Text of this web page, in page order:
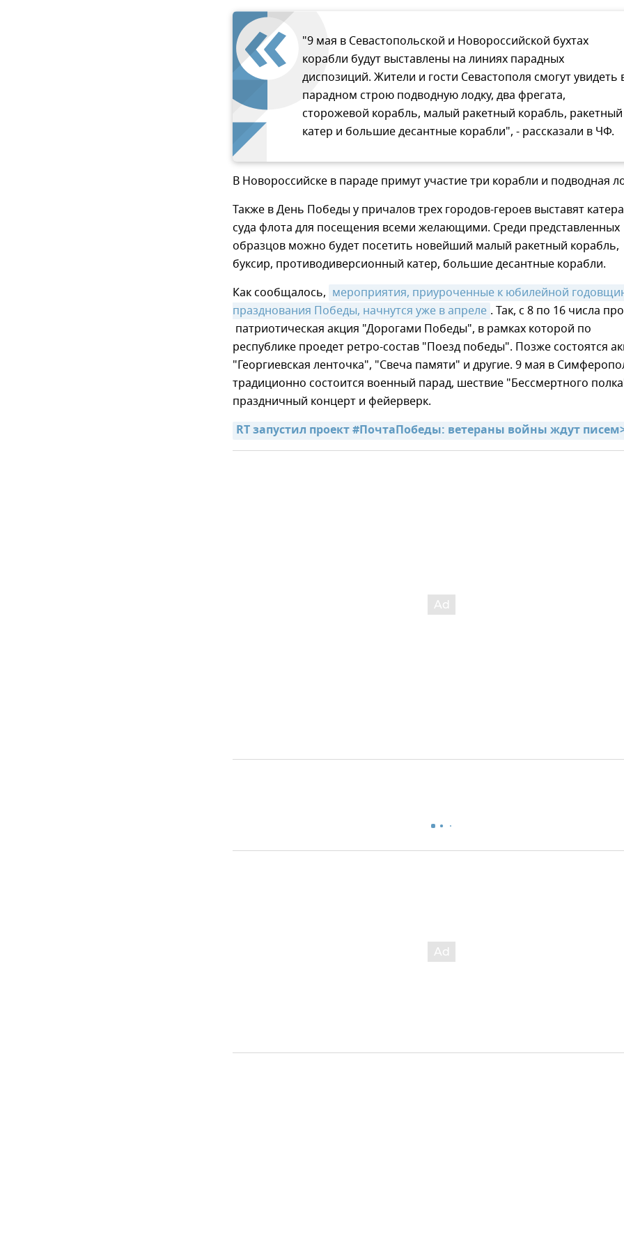
"9 мая в Севастопольской и Новороссийской бухтах
корабли будут выставлены на линиях парадных
диспозиций. Жители и гости Севастополя смогут увидеть
парадном строю подводную лодку, два фрегата,
сторожевой корабль, малый ракетный корабль, ракетный
катер и большие десантные корабли", - рассказали в ЧФ.
В Новороссийске в параде примут участие три корабли и подводная
Также в День Победы у причалов трех городов-героев выставят
суда флота для посещения всеми желающими. Среди представленных
образцов можно будет посетить новейший малый ракетный корабль,
буксир, противодиверсионный катер, большие десантные корабли.
Как сообщалось, мероприятия, приуроченные к юбилейной
празднования Победы, начнутся уже в апреле . Так, с 8 по 16 числа
патриотическая акция "Дорогами Победы", в рамках которой по
республике проедет ретро-состав "Поезд победы". Позже состоятся
"Георгиевская ленточка", "Свеча памяти" и другие. 9 мая в
традиционно состоится военный парад, шествие "Бессмертного
праздничный концерт и фейерверк.
RT запустил проект #ПочтаПобеды: ветераны войны ждут